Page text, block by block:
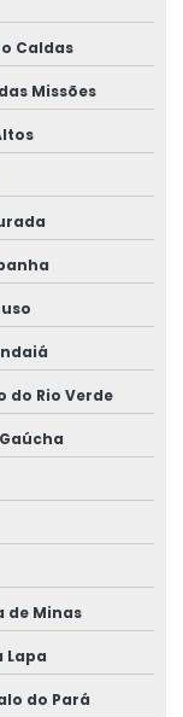
Caldas
Missões
do Rio Verde
de Minas
Lapa
do Pará